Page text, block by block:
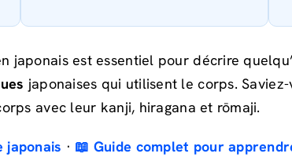
japonais est essentiel pour décrire
japonaises qui utilisent le corps.
avec leur kanji, hiragana et rōmaji.
japonais · 📖 Guide complet pour